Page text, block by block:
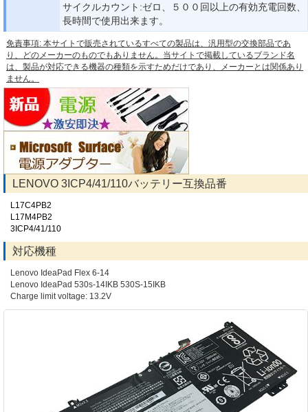
サイクルカウント:ゼロ、５００回以上の有効充電回数、
長時間で使用出来ます。
免責事項: 本サイトで販売されているすべての製品は、汎用型の交換部品であ
り、どのメーカーのものでもありません。当サイトで掲載しているブランド名
は、製品が対応できる機器の種類を示すためだけであり、メーカーとは関係あり
ません。
LENOVO 3ICP4/41/110バッテリー互換品番
L17C4PB2
L17M4PB2
3ICP4/41/110
対応機種
Lenovo IdeaPad Flex 6-14
Lenovo IdeaPad 530s-14IKB 530S-15IKB
Charge limit voltage: 13.2V